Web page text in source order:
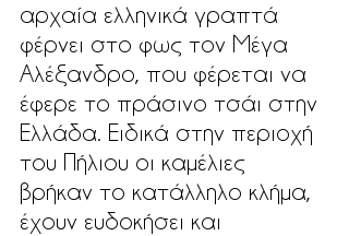
αρχαία ελληνικά γραπτά
φέρνει στο φως τον Μέγα
Αλέξανδρο, που φέρεται να
έφερε το πράσινο τσάι στην
Ελλάδα. Ειδικά στην περιοχή
του Πήλιου οι καμέλιες
βρήκαν το κατάλληλο κλήμα,
έχουν ευδοκήσει και